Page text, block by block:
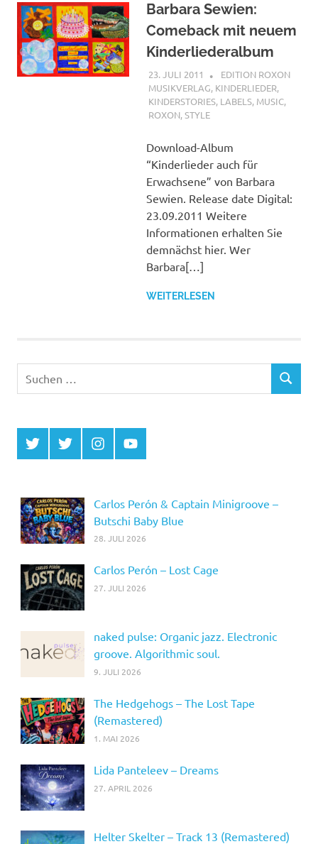
Barbara Sewien:
Comeback mit neuem
Kinderliederalbum
23. JULI 2011 STEFANBRAUN
EDITION ROXON
MUSIKVERLAG, KINDERLIEDER,
KINDERSTORIES, LABELS, MUSIC,
ROXON,STYLE
Download-Album
“Kinderlieder auch für
Erwachsene” von Barbara
Sewien. Release date Digital:
23.09.2011 Weitere
Informationen erhalten Sie
demnächst hier. Wer
Barbara[…]
WEITERLESEN
nach:
SUCHEN
Twitter
MCDP
Twitter
Musicradiostation
InstagramYouTube
Carlos Perón & Captain Minigroove –
Butschi Baby Blue
28. JULI 2026
Carlos Perón – Lost Cage
27. JULI 2026
naked pulse: Organic jazz. Electronic
groove. Algorithmic soul.
9. JULI 2026
The Hedgehogs – The Lost Tape
(Remastered)
1. MAI 2026
Lida Panteleev – Dreams
27. APRIL 2026
Helter Skelter – Track 13 (Remastered)